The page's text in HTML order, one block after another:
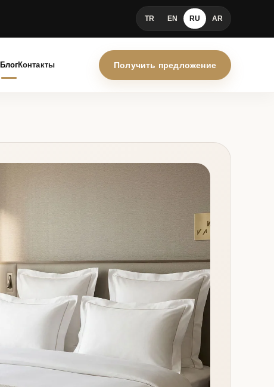
TR EN RU AR
БлогКонтакты Получить предложение